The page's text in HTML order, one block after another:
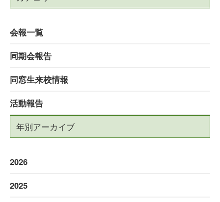
会報一覧
同期会報告
同窓生来校情報
活動報告
年別アーカイブ
2026
2025